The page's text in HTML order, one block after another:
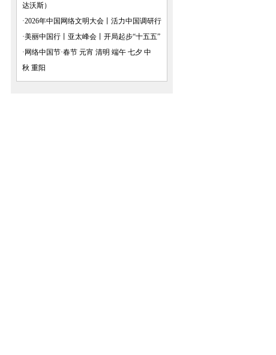
达沃斯）
·2026年中国网络文明大会
活力中国调研行
·美丽中国行 亚太峰会
开局起步“十五五”
· 网络中国节·春节 元宵 清明 端午 七夕 中
秋 重阳